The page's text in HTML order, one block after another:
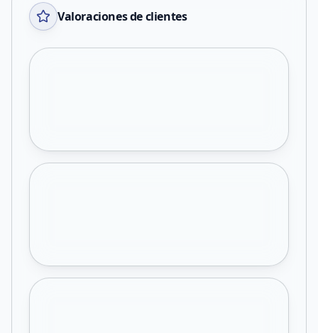
Valoraciones de clientes